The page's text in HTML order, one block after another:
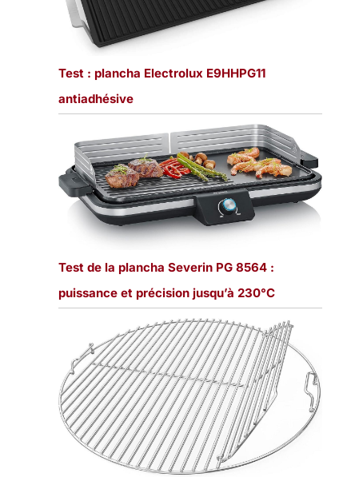
Test : plancha Electrolux E9HHPG11
antiadhésive
Test de la plancha Severin PG 8564 :
puissance et précision jusqu’à 230°C